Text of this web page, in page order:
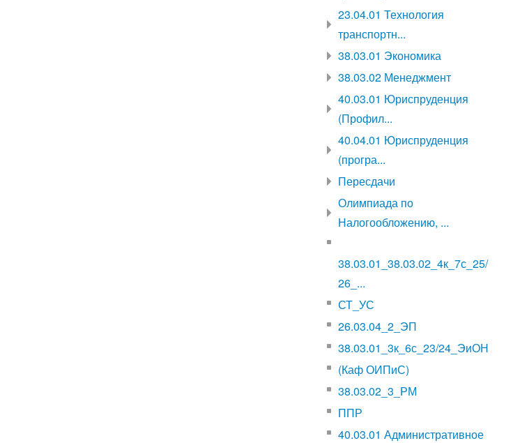
23.04.01 Технология
транспортн...
38.03.01 Экономика
38.03.02 Менеджмент
40.03.01 Юриспруденция
(Профил...
40.04.01 Юриспруденция
(програ...
Пересдачи
Олимпиада по
Налогообложению, ...
38.03.01_38.03.02_4к_7с_25/
26_...
СТ_УС
26.03.04_2_ЭП
38.03.01_3к_6с_23/24_ЭиОН
(Каф ОИПиС)
38.03.02_3_РМ
ППР
40.03.01 Административное